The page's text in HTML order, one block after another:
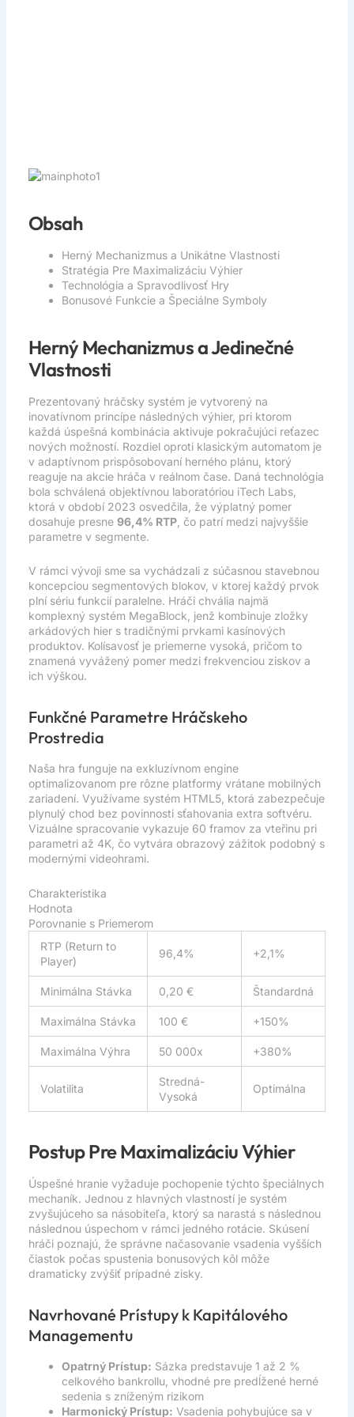
Obsah
Herný Mechanizmus a Unikátne Vlastnosti
Stratégia Pre Maximalizáciu Výhier
Technológia a Spravodlivosť Hry
Bonusové Funkcie a Špeciálne Symboly
Herný Mechanizmus a Jedinečné
Vlastnosti
Prezentovaný hráčsky systém je vytvorený na
inovatívnom princípe následných výhier, pri ktorom
každá úspešná kombinácia aktivuje pokračujúci reťazec
nových možností. Rozdiel oproti klasickým automatom je
v adaptívnom prispôsobovaní herného plánu, ktorý
reaguje na akcie hráča v reálnom čase. Daná technológia
bola schválená objektívnou laboratóriou iTech Labs,
ktorá v období 2023 osvedčila, že výplatný pomer
dosahuje presne 96,4% RTP, čo patrí medzi najvyššie
parametre v segmente.
V rámci vývoji sme sa vychádzali z súčasnou stavebnou
koncepciou segmentových blokov, v ktorej každý prvok
plní sériu funkcií paralelne. Hráči chvália najmä
komplexný systém MegaBlock, jenž kombinuje zložky
arkádových hier s tradičnými prvkami kasínových
produktov. Kolísavosť je priemerne vysoká, pričom to
znamená vyvážený pomer medzi frekvenciou ziskov a
ich výškou.
Funkčné Parametre Hráčskeho
Prostredia
Naša hra funguje na exkluzívnom engine
optimalizovanom pre rôzne platformy vrátane mobilných
zariadení. Využívame systém HTML5, ktorá zabezpečuje
plynulý chod bez povinnosti sťahovania extra softvéru.
Vizuálne spracovanie vykazuje 60 framov za vteřinu pri
parametri až 4K, čo vytvára obrazový zážitok podobný s
modernými videohrami.
Charakteristika
Hodnota
Porovnanie s Priemerom
RTP (Return to
Player)
96,4% +2,1%
Minimálna Stávka 0,20 € Štandardná
Maximálna Stávka 100 € +150%
Maximálna Výhra 50 000x +380%
Volatilita
Stredná-
Vysoká
Optimálna
Postup Pre Maximalizáciu Výhier
Úspešné hranie vyžaduje pochopenie týchto špeciálnych
mechaník. Jednou z hlavných vlastností je systém
zvyšujúceho sa násobiteľa, ktorý sa narastá s následnou
následnou úspechom v rámci jedného rotácie. Skúsení
hráči poznajú, že správne načasovanie vsadenia vyšších
čiastok počas spustenia bonusových kôl môže
dramaticky zvýšiť prípadné zisky.
Navrhované Prístupy k Kapitálového
Managementu
Opatrný Prístup: Sázka predstavuje 1 až 2 %
celkového bankrollu, vhodné pre predĺžené herné
sedenia s zníženým rizikom
Harmonický Prístup: Vsadenia pohybujúce sa v